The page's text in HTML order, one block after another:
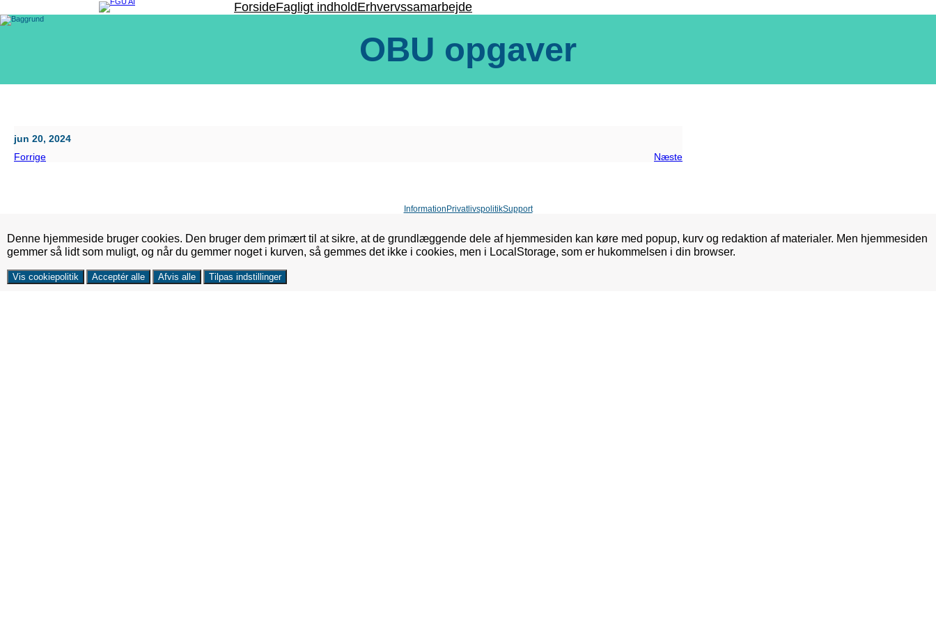
indhold
ForsideFagligt indholdErhvervssamarbejde
OBU opgaver
jun 20, 2024
Forrige
Næste
Information PrivatlivspolitikSupport
Denne hjemmeside bruger cookies. Den bruger dem primært til at sikre, at de grundlæggende dele af hjemmesiden kan køre med popup, kurv og redaktion af materialer. Men hjemmesiden
gemmer så lidt som muligt, og når du gemmer noget i kurven, så gemmes det ikke i cookies, men i LocalStorage, som er hukommelsen i din browser.
Vis cookiepolitik Acceptér alle Afvis alle Tilpas indstillinger